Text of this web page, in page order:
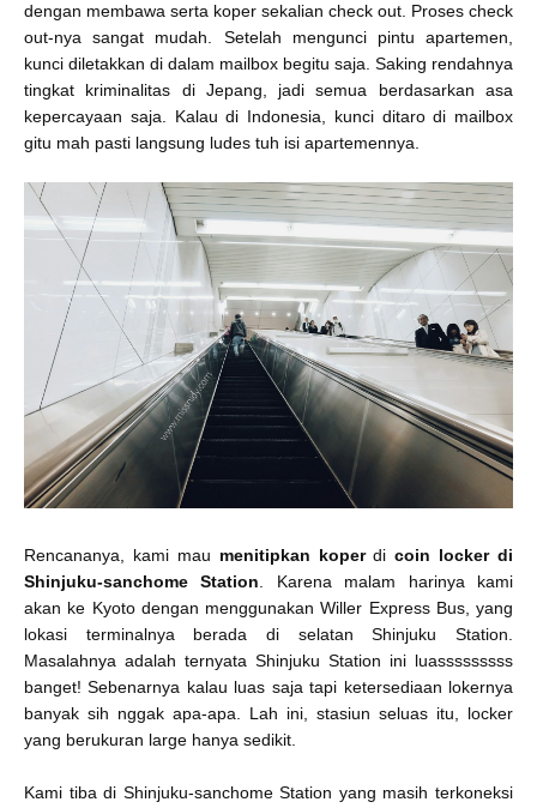
dengan membawa serta koper sekalian check out. Proses check
out-nya sangat mudah. Setelah mengunci pintu apartemen,
kunci diletakkan di dalam mailbox begitu saja. Saking rendahnya
tingkat kriminalitas di Jepang, jadi semua berdasarkan asa
kepercayaan saja. Kalau di Indonesia, kunci ditaro di mailbox
gitu mah pasti langsung ludes tuh isi apartemennya.
Rencananya, kami mau menitipkan koperdicoin locker di
Shinjuku-sanchome Station . Karena malam harinya kami
akan ke Kyoto dengan menggunakan Willer Express Bus, yang
lokasi terminalnya berada di selatan Shinjuku Station.
Masalahnya adalah ternyata Shinjuku Station ini luasssssssss
banget! Sebenarnya kalau luas saja tapi ketersediaan lokernya
banyak sih nggak apa-apa. Lah ini, stasiun seluas itu, locker
yang berukuran large hanya sedikit.
Kami tiba di Shinjuku-sanchome Station yang masih terkoneksi